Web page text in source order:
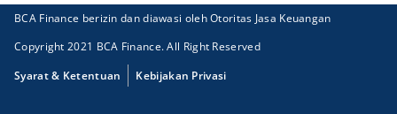
BCA Finance berizin dan diawasi oleh Otoritas Jasa Keuangan
Copyright 2021 BCA Finance. All Right Reserved
Syarat & Ketentuan
Kebijakan Privasi